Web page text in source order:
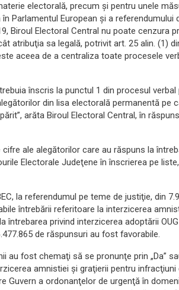
electorală, precum şi pentru unele
Parlamentul European şi a referendumului
Biroul Electoral Central nu poate cenzura
atribuţia sa legală, potrivit art. 25 alin. (1)
aceea de a centraliza toate procesele
înscris la punctul 1 din procesul verbal
din lisa electorală permanentă pe
arăta Biroul Electoral Central, în
ale alegătorilor care au răspuns la
Electorale Judeţene în înscrierea pe
la referendumul pe teme de justiţie, din
întrebării referitoare la interzicerea
întrebarea privind interzicerea adoptării
de răspunsuri au fost favorabile.
au fost chemaţi să se pronunţe prin „Da”
amnistiei şi graţierii pentru infracţiuni
Guvern a ordonanţelor de urgenţă în